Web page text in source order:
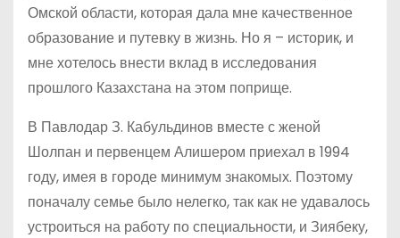
Омской области, которая дала мне качественное
образование и путевку в жизнь. Но я – историк, и
мне хотелось внести вклад в исследования
прошлого Казахстана на этом поприще.
В Павлодар З. Кабульдинов вместе с женой
Шолпан и первенцем Алишером приехал в 1994
году, имея в городе минимум знакомых. Поэтому
поначалу семье было нелегко, так как не удавалось
устроиться на работу по специальности, и Зиябеку,